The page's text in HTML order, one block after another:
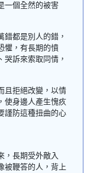
一個全然的被害
都是別人的錯，
懼，有長期的憤
訴來索取同情，
且拒絕改變，以情
使身邊人產生愧疚
謹防這種扭曲的心
，長期受外敵入
被鞭答的人，背上